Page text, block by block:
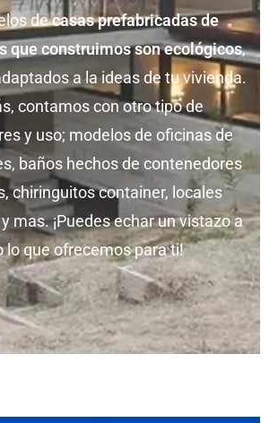
decasas prefabricadas de
que construimos son ecológicos,
a la ideas de tu vivienda.
contamos con otro tipo de
y uso; modelos de oficinas de
baños hechos de contenedores
chiringuitos container, locales
mas. ¡Puedes echar un vistazo a
lo que ofrecemos para ti!